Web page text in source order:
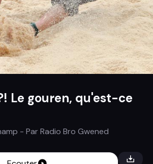
Le gouren, qu'est-ce
- ParRadio Bro Gwened